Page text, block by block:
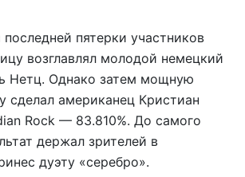
пятерки участников
возглавлял молодой немецкий
Нетц. Однако затем мощную
сделал американец Кристиан
Rock — 83.810%. До самого
держал зрителей в
дуэту «серебро».